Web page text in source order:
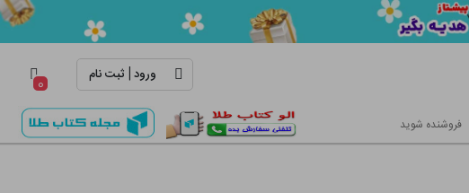
ورود| ثبت نام ۰
فروشنده شوید